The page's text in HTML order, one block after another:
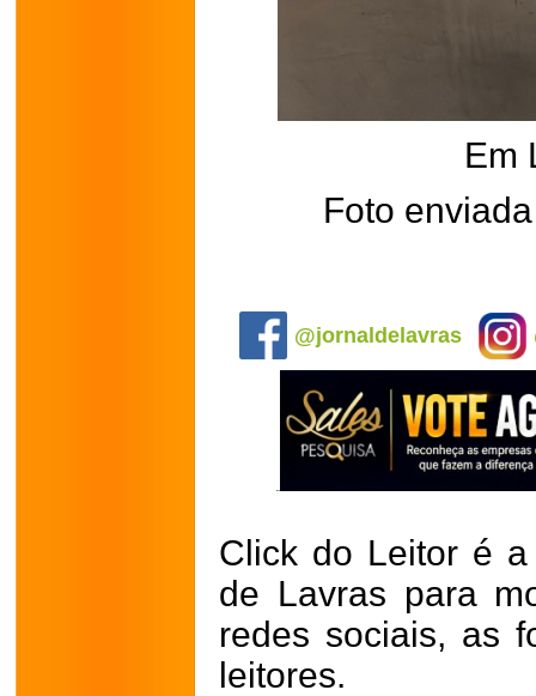
Em
Foto
@jornaldelavras
Click do Leitor é
de Lavras para
redes sociais, as
leitores.